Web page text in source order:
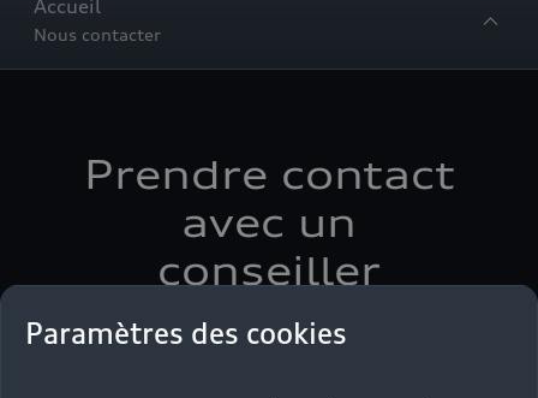
Accueil
Nous contacter
Prendre contact
avec un
conseiller
Faites part de votre projet à nos conseillers par
Paramètres des cookies